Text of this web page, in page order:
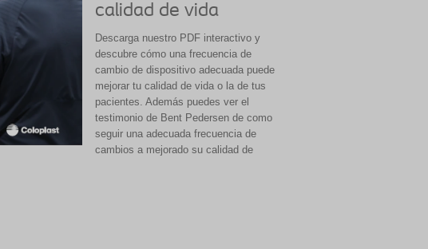
calidad de vida
Descarga nuestro PDF interactivo y
descubre cómo una frecuencia de
cambio de dispositivo adecuada puede
mejorar tu calidad de vida o la de tus
pacientes. Además puedes ver el
testimonio de Bent Pedersen de como
seguir una adecuada frecuencia de
cambios a mejorado su calidad de